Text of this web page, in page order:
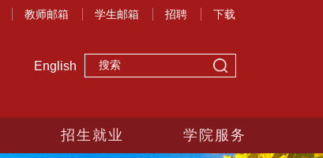
教师邮箱 学生邮箱 招聘 下载
English
招生就业 学院服务